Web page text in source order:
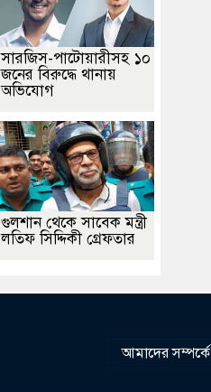
সারজিস-পাটোয়ারীসহ ১০
জনের বিরুদ্ধে থানায়
অভিযোগ
গুলশান থেকে সাবেক মন্ত্রী
লতিফ সিদ্দিকী গ্রেফতার
আমাদের সম্পর্কে